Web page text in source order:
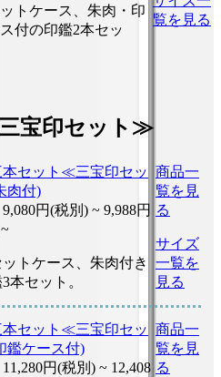
トケース、朱肉・印
付の印鑑2本セッ
覧を見る
宝印セット≫
本セット≪三宝印セッ
肉付)
9,080円(税別) ~ 9,988円
ットケース、朱肉付き
本セット。
商品一
覧を見
る
サイズ
一覧を
見る
本セット≪三宝印セッ
鑑ケース付)
11,280円(税別) ~ 12,408
商品一
覧を見
る